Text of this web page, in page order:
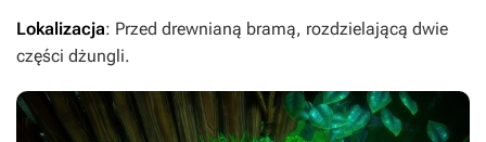
Lokalizacja: Przed drewnianą bramą, rozdzielającą dwie
części dżungli.